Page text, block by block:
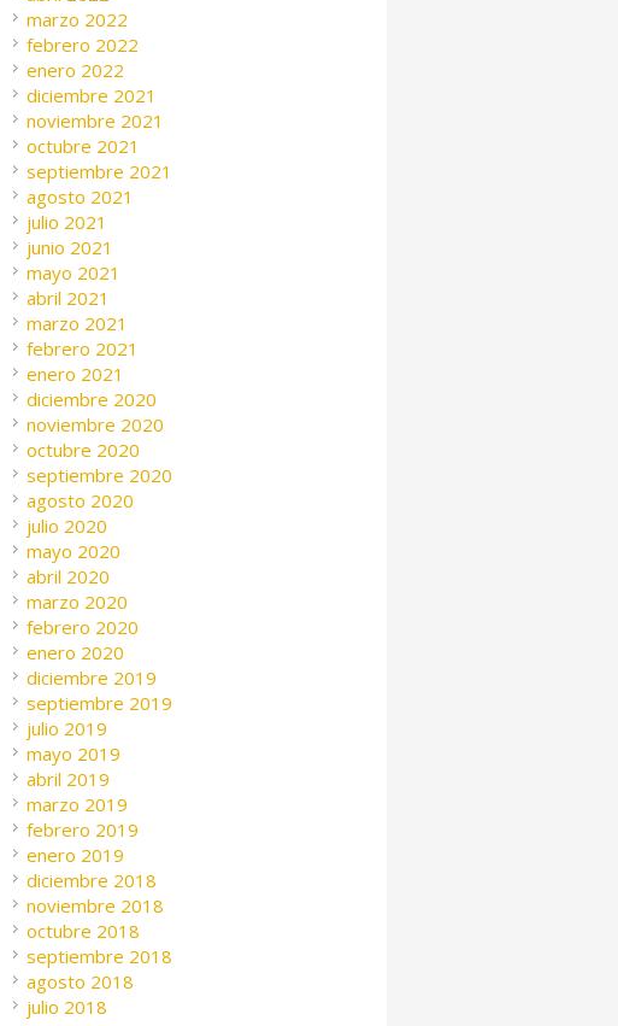
marzo 2022
febrero 2022
enero 2022
diciembre 2021
noviembre 2021
octubre 2021
septiembre 2021
agosto 2021
julio 2021
junio 2021
mayo 2021
abril 2021
marzo 2021
febrero 2021
enero 2021
diciembre 2020
noviembre 2020
octubre 2020
septiembre 2020
agosto 2020
julio 2020
mayo 2020
abril 2020
marzo 2020
febrero 2020
enero 2020
diciembre 2019
septiembre 2019
julio 2019
mayo 2019
abril 2019
marzo 2019
febrero 2019
enero 2019
diciembre 2018
noviembre 2018
octubre 2018
septiembre 2018
agosto 2018
julio 2018